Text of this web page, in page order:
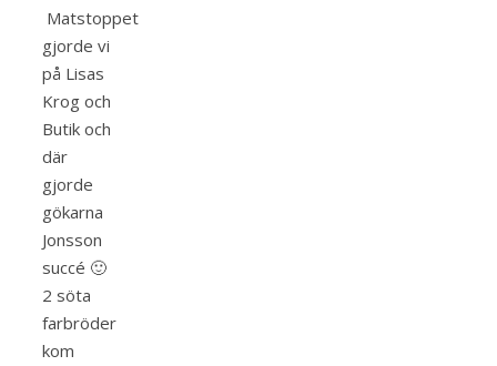
Matstoppet
gjorde vi
på Lisas
Krog och
Butik och
där
gjorde
gökarna
Jonsson
succé 🙂
2 söta
farbröder
kom